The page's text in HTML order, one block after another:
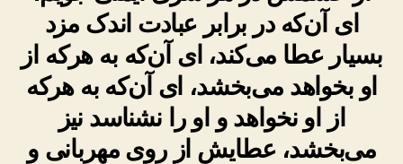
ای آن‌که در برابر عبادت اندک مزد
بسیار عطا می‌کند، ای آن‌که به هرکه از
او بخواهد می‌بخشد، ای آن‌که به هرکه
از او نخواهد و او را نشناسد نیز
می‌بخشد، عطایش از روی مهربانی و